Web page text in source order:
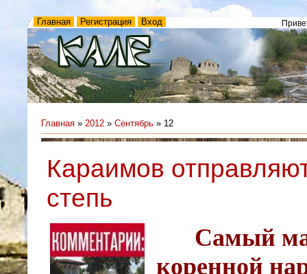
Главная Регистрация Вход
Главная » 2012 » Сентябрь » 12
Караимов
степь
Самый
коренной